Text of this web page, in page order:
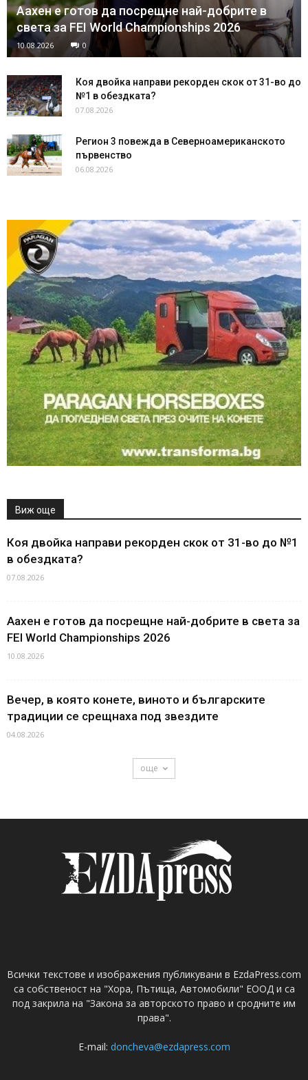
Аахен е готов да посрещне най-добрите в
света за FEI World Championships 2026
10.08.2026 0
Коя двойка направи рекорден скок от 31-во до
№1 в обездката?
07.08.2026
Регион 3 повежда в Северноамериканското
първенство
06.08.2026
Виж още
Коя двойка направи рекорден скок от 31-во до №1
в обездката?
07.08.2026
Аахен е готов да посрещне най-добрите в света за
FEI World Championships 2026
10.08.2026
Вечер, в която конете, виното и българските
традиции се срещнаха под звездите
04.08.2026
още
Всички текстове и изображения публикувани в EzdaPress.com
са собственост на "Хора, Пътища, Автомобили" ЕООД и са
под закрила на "Закона за авторското право и сродните им
права".
E-mail: doncheva@ezdapress.com